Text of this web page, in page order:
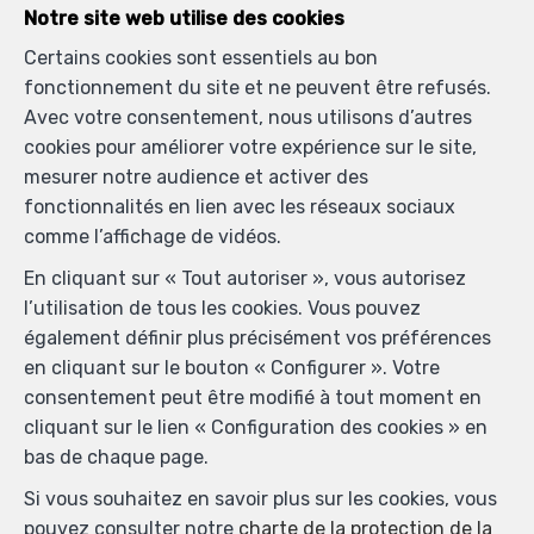
Notre site web utilise des cookies
Certains cookies sont essentiels au bon
fonctionnement du site et ne peuvent être refusés.
Avec votre consentement, nous utilisons d’autres
cookies pour améliorer votre expérience sur le site,
mesurer notre audience et activer des
fonctionnalités en lien avec les réseaux sociaux
comme l’affichage de vidéos.
En cliquant sur « Tout autoriser », vous autorisez
l’utilisation de tous les cookies. Vous pouvez
également définir plus précisément vos préférences
en cliquant sur le bouton « Configurer ». Votre
consentement peut être modifié à tout moment en
cliquant sur le lien « Configuration des cookies » en
bas de chaque page.
Si vous souhaitez en savoir plus sur les cookies, vous
pouvez consulter notre charte de la protection de la
Rue Valduc 334
TEL.+32 2 732 52 68
—
MOB.+32 (0) 468 17 90 38
—
info@kvolution.be
Agent immobilier agréé IPI sous le numéro 507957 en
Belgique - N° entreprise : TVA BE0828165115- Instance
de contrôle: Institut professionnel des agents
immobiliers, rue du Luxembourg 16B, 1000 Bruxelles
(+32 2 505 38 50 - info@ipi.be) - Soumis aucode
déontologique de l’ IPI
RC professionnelle et cautionnement via AXA Belgium
SA, Place du Trône 1, 1000 Bruxelles – police n°
730.390.160. Couverture valable pour les activités
réalisées en Belgique